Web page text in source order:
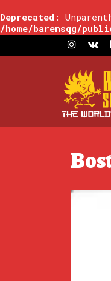
Deprecated :
/home/barensqg/